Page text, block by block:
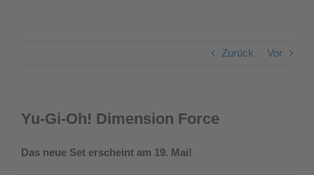
Zurück Vor
Yu-Gi-Oh! Dimension Force
Das neue Set erscheint am 19. Mai!